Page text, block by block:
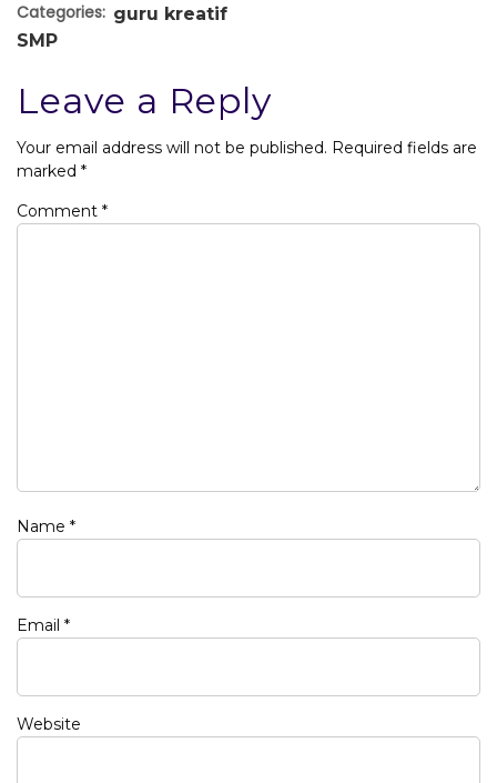
Categories: guru kreatif
SMP
Leave a Reply
Your email address will not be published. Required fields are
marked *
Comment *
Name *
Email *
Website